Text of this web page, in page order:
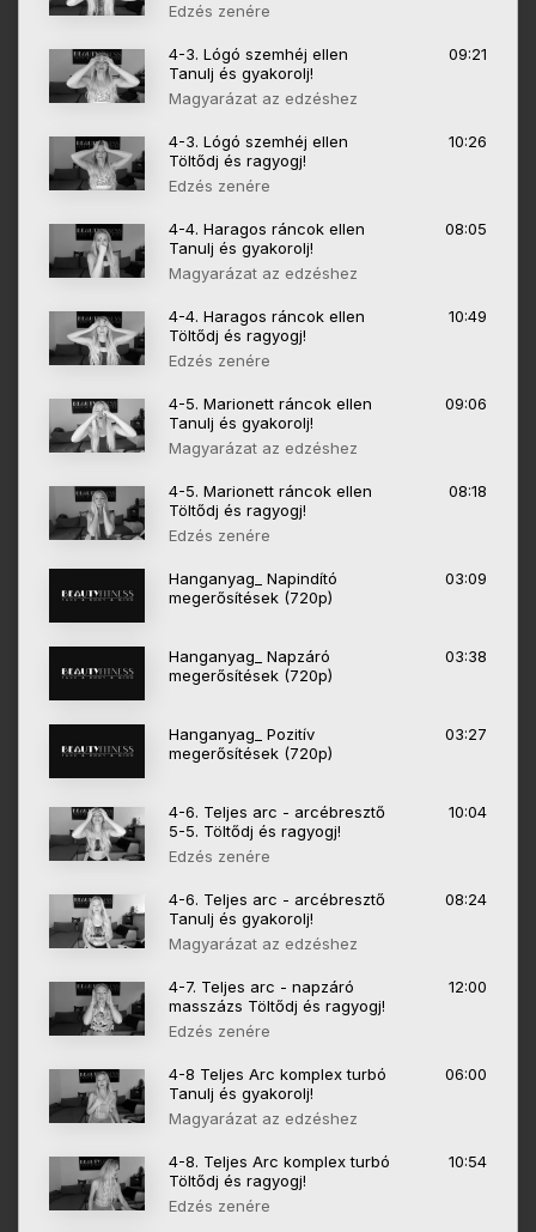
Edzés zenére
4-3. Lógó szemhéj ellen
Tanulj és gyakorolj!
09:21
Magyarázat az edzéshez
4-3. Lógó szemhéj ellen
Töltődj és ragyogj!
10:26
Edzés zenére
4-4. Haragos ráncok ellen
Tanulj és gyakorolj!
08:05
Magyarázat az edzéshez
4-4. Haragos ráncok ellen
Töltődj és ragyogj!
10:49
Edzés zenére
4-5. Marionett ráncok ellen
Tanulj és gyakorolj!
09:06
Magyarázat az edzéshez
4-5. Marionett ráncok ellen
Töltődj és ragyogj!
08:18
Edzés zenére
Hanganyag_ Napindító
megerősítések (720p)
03:09
Hanganyag_ Napzáró
megerősítések (720p)
03:38
Hanganyag_ Pozitív
megerősítések (720p)
03:27
4-6. Teljes arc - arcébresztő
5-5. Töltődj és ragyogj!
10:04
Edzés zenére
4-6. Teljes arc - arcébresztő
Tanulj és gyakorolj!
08:24
Magyarázat az edzéshez
4-7. Teljes arc - napzáró
masszázs Töltődj és ragyogj!
12:00
Edzés zenére
4-8 Teljes Arc komplex turbó
Tanulj és gyakorolj!
06:00
Magyarázat az edzéshez
4-8. Teljes Arc komplex turbó
Töltődj és ragyogj!
10:54
Edzés zenére